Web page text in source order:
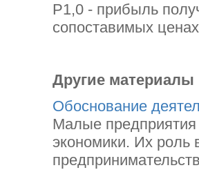
Р1,0 - прибыль
сопоставимых
Другие материалы
Обоснование
Малые
экономики. Их роль